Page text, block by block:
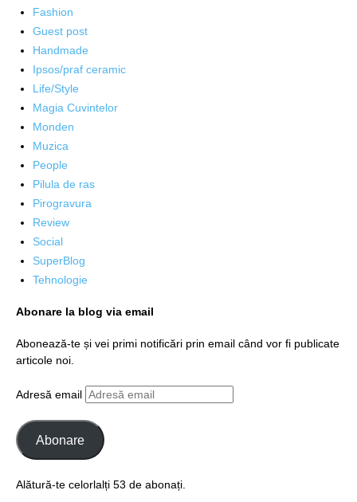
Fashion
Guest post
Handmade
Ipsos/praf ceramic
Life/Style
Magia Cuvintelor
Monden
Muzica
People
Pilula de ras
Pirogravura
Review
Social
SuperBlog
Tehnologie
Abonare la blog via email
Abonează-te și vei primi notificări prin email când vor fi publicate
articole noi.
Adresă email
Abonare
Alătură-te celorlalți 53 de abonați.